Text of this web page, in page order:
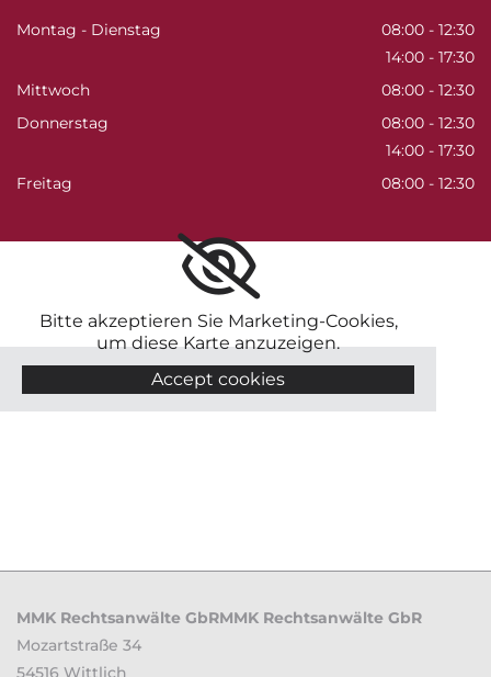
Montag - Dienstag
08:00 - 12:30
14:00 - 17:30
Mittwoch
08:00 - 12:30
Donnerstag
08:00 - 12:30
14:00 - 17:30
Freitag
08:00 - 12:30
Bitte akzeptieren Sie Marketing-Cookies,
um diese Karte anzuzeigen.
Accept cookies
MMK Rechtsanwälte GbRMMK Rechtsanwälte GbR
Mozartstraße 34
54516 Wittlich